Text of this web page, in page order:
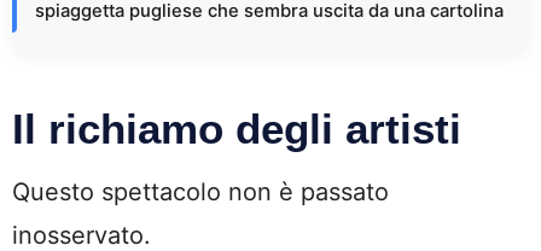
spiaggetta pugliese che sembra uscita da una cartolina
Il richiamo degli artisti
Questo spettacolo non è passato
inosservato.